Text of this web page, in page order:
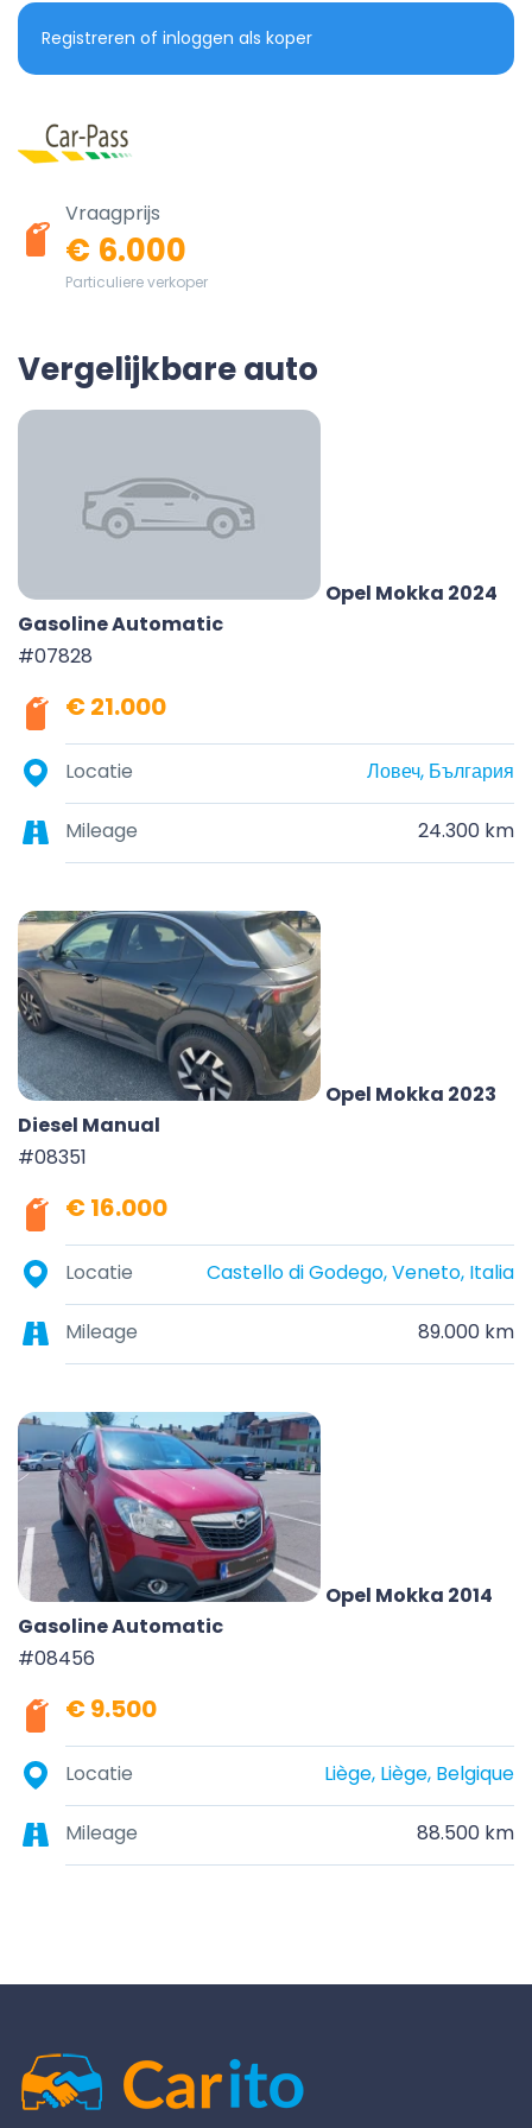
Registreren of inloggen als koper
Vraagprijs
€ 6.000
Particuliere verkoper
Vergelijkbare auto
Opel Mokka 2024
Gasoline Automatic
#07828
€ 21.000
Locatie Ловеч, България
Mileage 24.300 km
Opel Mokka 2023
Diesel Manual
#08351
€ 16.000
Locatie Castello di Godego, Veneto, Italia
Mileage 89.000 km
Opel Mokka 2014
Gasoline Automatic
#08456
€ 9.500
Locatie Liège, Liège, Belgique
Mileage 88.500 km